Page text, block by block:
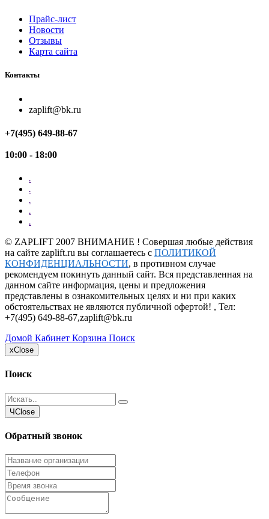
Прайс-лист
Новости
Отзывы
Карта сайта
Контакты
zaplift@bk.ru
+7(495) 649-88-67
10:00 - 18:00
.
.
.
.
.
© ZAPLIFT 2007 ВНИМАНИЕ ! Совершая любые действия
на сайте zaplift.ru вы соглашаетесь с ПОЛИТИКОЙ
КОНФИДЕНЦИАЛЬНОСТИ, в противном случае
рекомендуем покинуть данный сайт. Вся представленная на
данном сайте информация, цены и предложения
представлены в ознакомительных целях и ни при каких
обстоятельствах не являются публичной офертой! , Тел:
+7(495) 649-88-67,zaplift@bk.ru
Домой Кабинет Корзина Поиск
xClose
Поиск
ЧClose
Обратный звонок